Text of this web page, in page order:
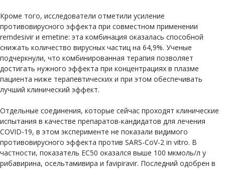
Кроме того, исследователи отметили усиление
противовирусного эффекта при совместном применении
remdesivir и emetine: эта комбинация оказалась способной
снижать количество вирусных частиц на 64,9%. Ученые
подчеркнули, что комбинированная терапия позволяет
достигать нужного эффекта при концентрациях в плазме
пациента ниже терапевтических и при этом обеспечивать
лучший клинический эффект.
Отдельные соединения, которые сейчас проходят клинические
испытания в качестве препаратов-кандидатов для лечения
COVID-19, в этом эксперименте не показали видимого
противовирусного эффекта против SARS-CoV-2 in vitro. В
частности, показатель EC50 оказался выше 100 мкмоль/л у
рибавирина, осельтамивира и favipiravir. Последний одобрен в